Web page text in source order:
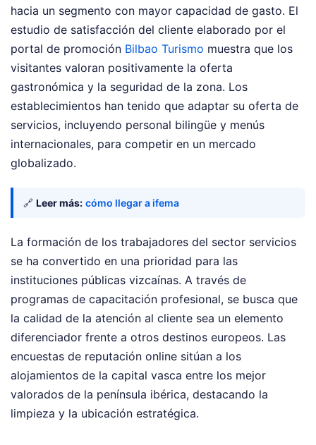
hacia un segmento con mayor capacidad de gasto. El
estudio de satisfacción del cliente elaborado por el
portal de promoción Bilbao Turismo muestra que los
visitantes valoran positivamente la oferta
gastronómica y la seguridad de la zona. Los
establecimientos han tenido que adaptar su oferta de
servicios, incluyendo personal bilingüe y menús
internacionales, para competir en un mercado
globalizado.
🔗 Leer más: cómo llegar a ifema
La formación de los trabajadores del sector servicios
se ha convertido en una prioridad para las
instituciones públicas vizcaínas. A través de
programas de capacitación profesional, se busca que
la calidad de la atención al cliente sea un elemento
diferenciador frente a otros destinos europeos. Las
encuestas de reputación online sitúan a los
alojamientos de la capital vasca entre los mejor
valorados de la península ibérica, destacando la
limpieza y la ubicación estratégica.